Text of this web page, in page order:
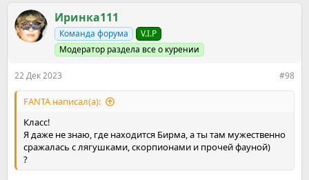
к
ц
и
Иринка111
Команда форума
V.I.P
Модератор раздела все о курении
22 Дек 2023 #98
FANTA написал(а):
Класс!
Я даже не знаю, где находится Бирма, а ты там мужественно
сражалась с лягушками, скорпионами и прочей фауной)
?